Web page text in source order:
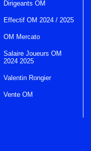
Dirigeants OM
Effectif OM 2024 / 2025
OM Mercato
Salaire Joueurs OM
2024 2025
Valentin Rongier
Vente OM